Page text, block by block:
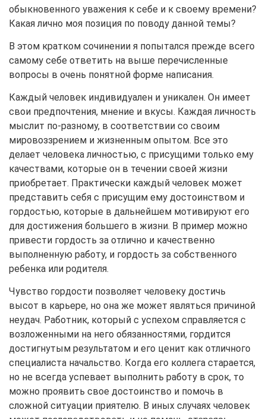
обыкновенного уважения к себе и к своему времени?
Какая лично моя позиция по поводу данной темы?
В этом кратком сочинении я попытался прежде всего
самому себе ответить на выше перечисленные
вопросы в очень понятной форме написания.
Каждый человек индивидуален и уникален. Он имеет
свои предпочтения, мнение и вкусы. Каждая личность
мыслит по-разному, в соответствии со своим
мировоззрением и жизненным опытом. Все это
делает человека личностью, с присущими только ему
качествами, которые он в течении своей жизни
приобретает. Практически каждый человек может
представить себя с присущим ему достоинством и
гордостью, которые в дальнейшем мотивируют его
для достижения большего в жизни. В пример можно
привести гордость за отлично и качественно
выполненную работу, и гордость за собственного
ребенка или родителя.
Чувство гордости позволяет человеку достичь
высот в карьере, но она же может являться причиной
неудач. Работник, который с успехом справляется с
возложенными на него обязанностями, гордится
достигнутым результатом и его ценит как отличного
специалиста начальство. Когда его коллега старается,
но не всегда успевает выполнить работу в срок, то
можно проявить свое достоинство и помочь в
сложной ситуации приятелю. В иных случаях человек